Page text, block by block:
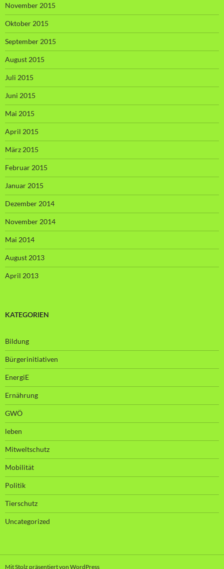
November 2015
Oktober 2015
September 2015
August 2015
Juli 2015
Juni 2015
Mai 2015
April 2015
März 2015
Februar 2015
Januar 2015
Dezember 2014
November 2014
Mai 2014
August 2013
April 2013
KATEGORIEN
Bildung
Bürgerinitiativen
EnergiE
Ernährung
GWÖ
leben
Mitweltschutz
Mobilität
Politik
Tierschutz
Uncategorized
Mit Stolz präsentiert von WordPress